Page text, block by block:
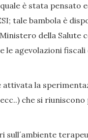
è stata pensato
tale bambola è
della Salute
agevolazioni
la
che si
sull´ambiente